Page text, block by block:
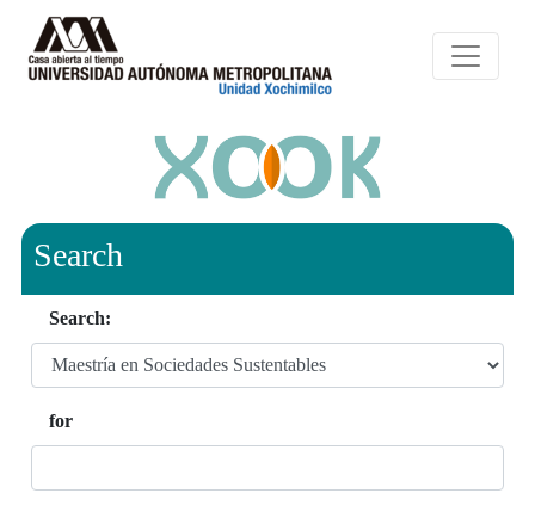
Search
Search:
for